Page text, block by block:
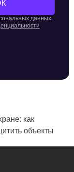
данных
как
объекты